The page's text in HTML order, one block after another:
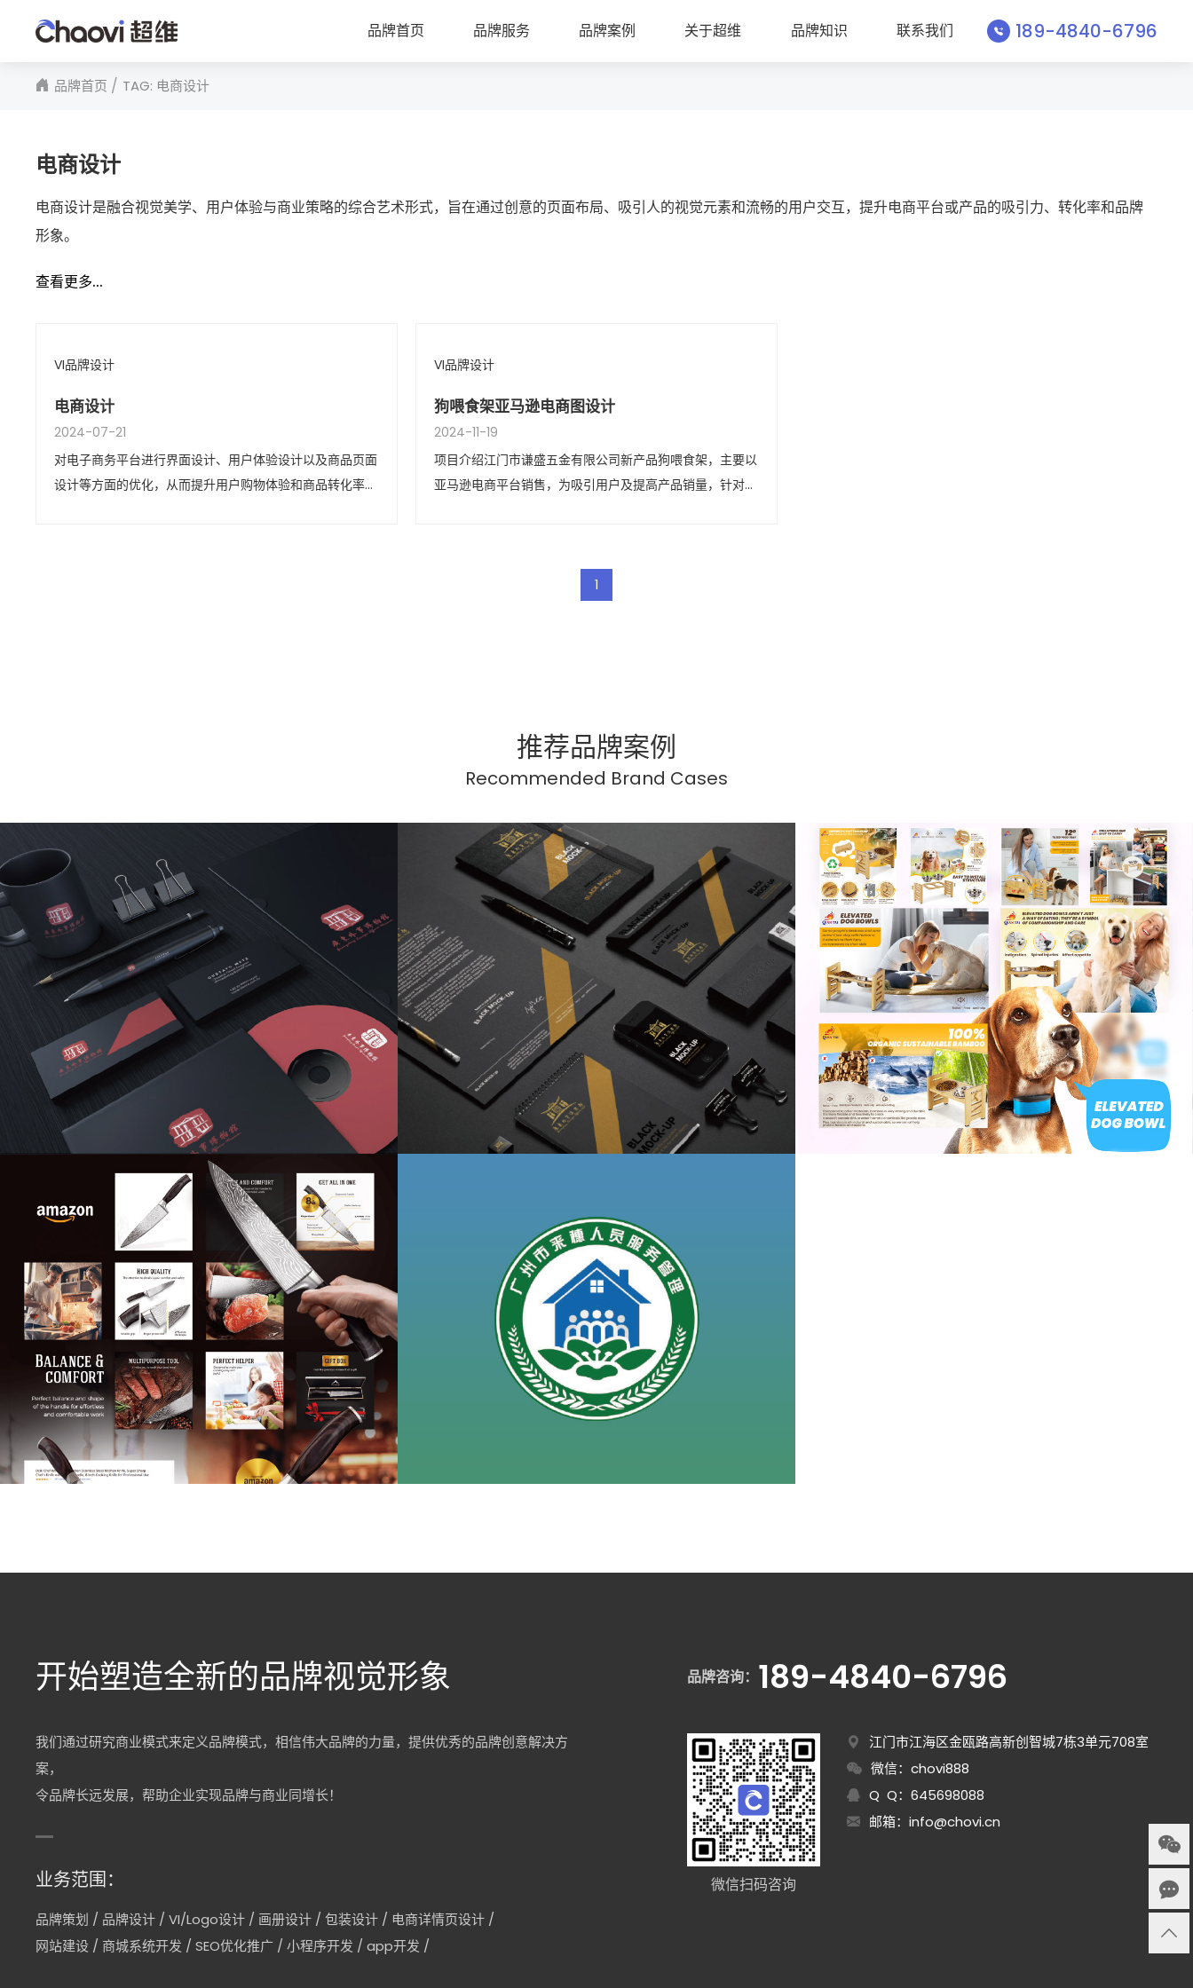
品牌首页 品牌服务 品牌案例 关于超维 品牌知识 联系我们 189-4840-6796
品牌首页 TAG: 电商设计
电商设计
电商设计是融合视觉美学、用户体验与商业策略的综合艺术形式，旨在通过创意的页面布局、吸引人的视觉元素和流畅的用户交互，提升电商平台或产品的吸引力、转化率和品牌
形象。
查看更多...
VI品牌设计
电商设计
2024-07-21
对电子商务平台进行界面设计、用户体验设计以及商品页面
设计等方面的优化，从而提升用户购物体验和商品转化率的
VI品牌设计
狗喂食架亚马逊电商图设计
2024-11-19
项目介绍江门市谦盛五金有限公司新产品狗喂食架，主要以
亚马逊电商平台销售，为吸引用户及提高产品销量，针对产
1
推荐品牌案例
Recommended Brand Cases
开始塑造全新的品牌视觉形象
我们通过研究商业模式来定义品牌模式，相信伟大品牌的力量，提供优秀的品牌创意解决方
案，
令品牌长远发展，帮助企业实现品牌与商业同增长！
业务范围：
品牌策划 / 品牌设计 /VI/Logo设计 / 画册设计 /包装设计 / 电商详情页设计 /
网站建设 / 商城系统开发 /SEO优化推广 /小程序开发 /app开发 /
品牌咨询： 189-4840-6796
微信扫码咨询
江门市江海区金瓯路高新创智城7栋3单元708室
微信：chovi888
Q Q：645698088
邮箱： info@chovi.cn